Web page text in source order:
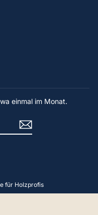
einmal im Monat.
für Holzprofis